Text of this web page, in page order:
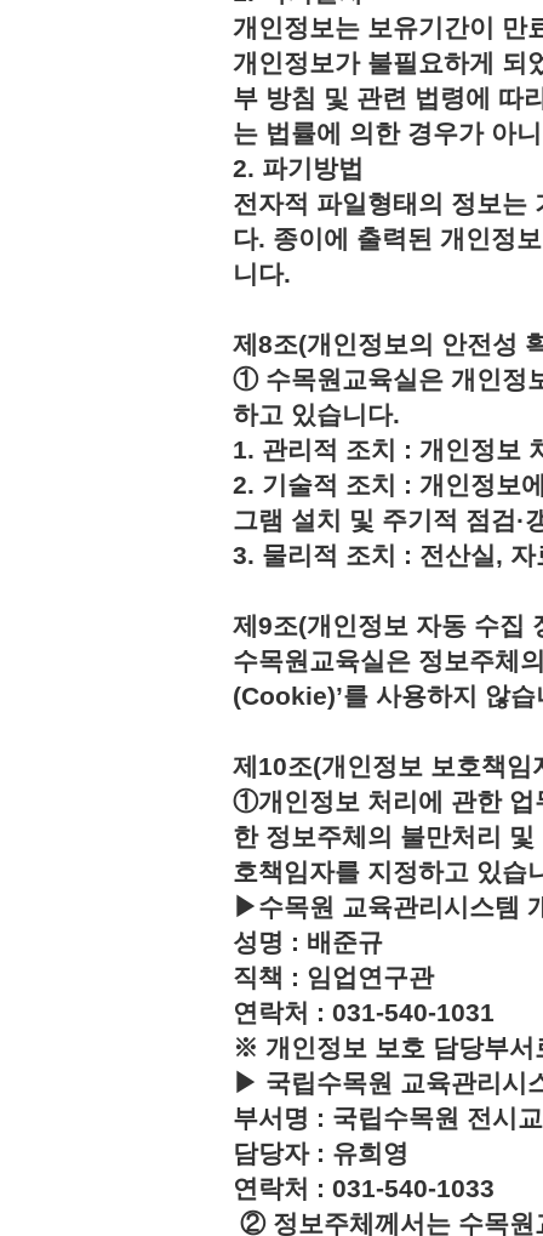
개인정보는 보유기간이 만
개인정보가 불필요하게 되
부 방침 및 관련 법령에 따
는 법률에 의한 경우가 아
2. 파기방법
전자적 파일형태의 정보는
다. 종이에 출력된 개인정
니다.
제8조(개인정보의 안전성
① 수목원교육실은 개인정
하고 있습니다.
1. 관리적 조치 : 개인정보
2. 기술적 조치 : 개인정보
그램 설치 및 주기적 점검·
3. 물리적 조치 : 전산실,
제9조(개인정보 자동 수집
수목원교육실은 정보주체
(Cookie)’를 사용하지 않습
제10조(개인정보 보호책임
①개인정보 처리에 관한 업
한 정보주체의 불만처리
호책임자를 지정하고 있습
▶수목원 교육관리시스템
성명 : 배준규
직책 : 임업연구관
연락처 : 031-540-1031
※ 개인정보 보호 담당부서
▶ 국립수목원 교육관리시
부서명 : 국립수목원 전시
담당자 : 유희영
연락처 : 031-540-1033
② 정보주체께서는 수목원